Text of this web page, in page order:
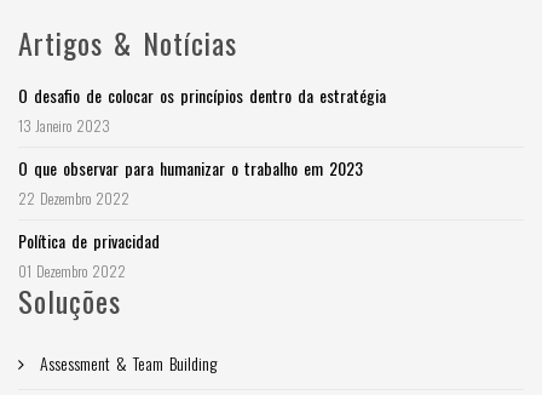
Artigos & Notícias
O desafio de colocar os princípios dentro da estratégia
13 Janeiro 2023
O que observar para humanizar o trabalho em 2023
22 Dezembro 2022
Política de privacidad
01 Dezembro 2022
Soluções
Assessment & Team Building